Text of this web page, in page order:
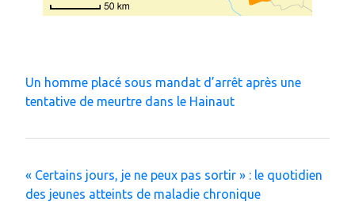
Un homme placé sous mandat d’arrêt après une
tentative de meurtre dans le Hainaut
« Certains jours, je ne peux pas sortir » : le quotidien
des jeunes atteints de maladie chronique